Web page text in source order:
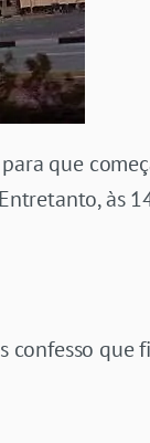
que
às
confesso que